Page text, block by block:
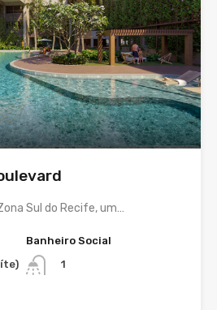
Sul do Recife, um…
Banheiro Social
1